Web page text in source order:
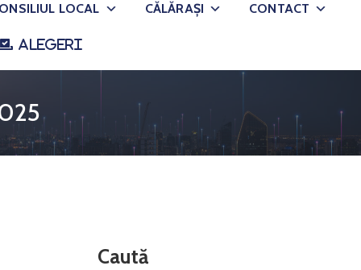
LOCAL CĂLĂRAȘI CONTACT
ALEGERI
Caută